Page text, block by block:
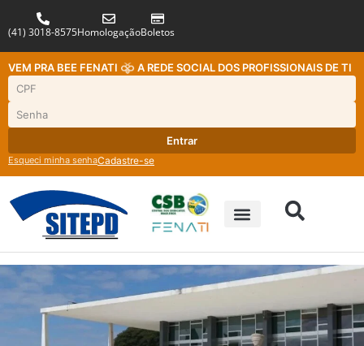
(41) 3018-8575HomologaçãoBoletos
VEM PRA BEE FENATI A REDE SOCIAL DOS PROFISSIONAIS DE TI
Entrar
Esqueci minha senhaCadastre-se